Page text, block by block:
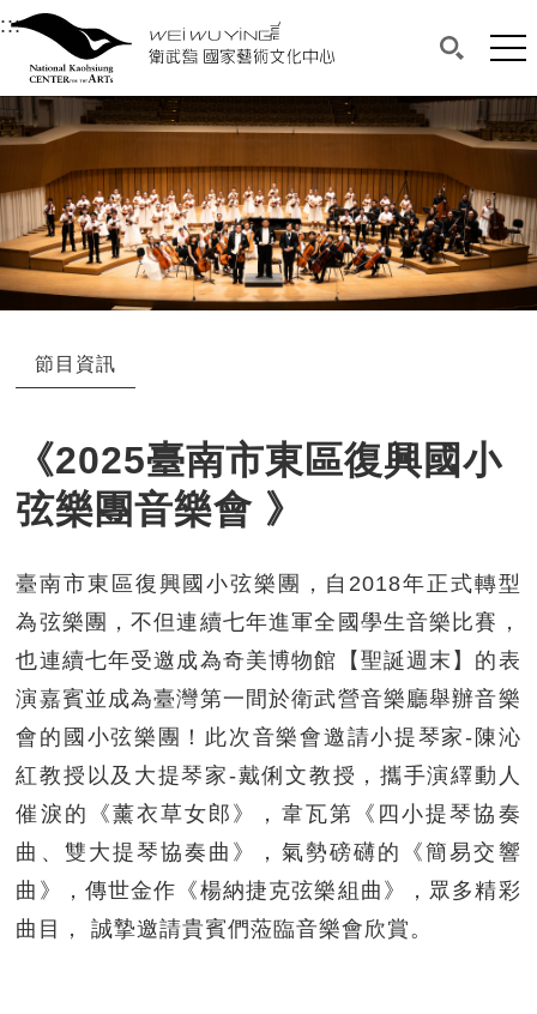
衛武營國家藝術文化中心
中央內容區塊，為本頁主要內容區。
:::選單連結區塊，此區塊列有本網站主要連結。
衛武營國家藝術文化中心
搜尋(開
網
:::中央內容區塊，為本頁主要內容區。
節目資訊
《2025臺南市東區復興國小
弦樂團音樂會 》
臺南市東區復興國小弦樂團，自2018年正式轉型
為弦樂團，不但連續七年進軍全國學生音樂比賽，
也連續七年受邀成為奇美博物館【聖誕週末】的表
演嘉賓並成為臺灣第一間於衛武營音樂廳舉辦音樂
會的國小弦樂團！此次音樂會邀請小提琴家-陳沁
紅教授以及大提琴家-戴俐文教授，攜手演繹動人
催淚的《薰衣草女郎》，韋瓦第《四小提琴協奏
曲、雙大提琴協奏曲》，氣勢磅礴的《簡易交響
曲》，傳世金作《楊納捷克弦樂組曲》，眾多精彩
曲目， 誠摯邀請貴賓們蒞臨音樂會欣賞。